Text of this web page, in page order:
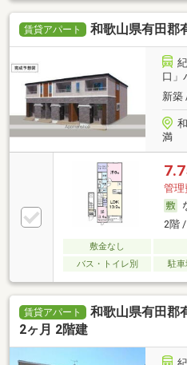
賃貸アパート 和歌山県有田郡
口」
新築
満
管理
2階 /
敷金なし
バス・トイレ別
駐
賃貸アパート
和歌山県有田郡
2ヶ月 2階建